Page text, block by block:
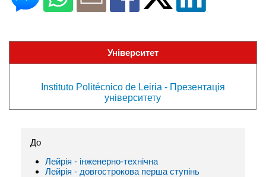
Університет
Instituto Politécnico de Leiria - Презентація
університету
До
Лейрія - інженерно-технічна
Лейрія - довгострокова перша ступінь